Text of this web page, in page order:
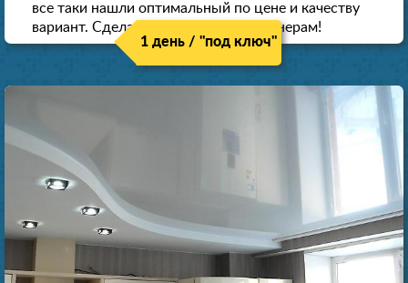
все таки нашли оптимальный по цене и качеству
вариант. Сделали скидку как пенсионерам!
1 день / "под ключ"